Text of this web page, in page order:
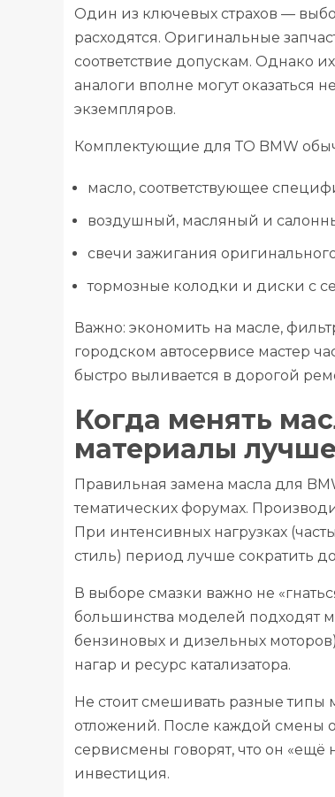
Один из ключевых страхов —
расходятся. Оригинальные
соответствие допускам. Однако
аналоги вполне могут оказаться
экземпляров.
Комплектующие для ТО BMW
масло, соответствующее
воздушный, масляный и
свечи зажигания
тормозные колодки и диски с
Важно: экономить на масле,
городском автосервисе мастер
быстро выливается в дорогой
Когда менять
материалы
Правильная замена масла для
тематических форумах.
При интенсивных нагрузках
стиль) период лучше сократить до
В выборе смазки важно не
большинства моделей подходят
бензиновых и дизельных
нагар и ресурс катализатора.
Не стоит смешивать разные
отложений. После каждой смены
сервисмены говорят, что он
инвестиция.